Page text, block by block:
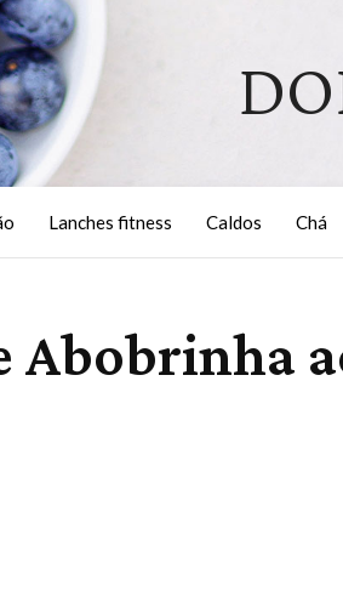
Lanches fitness Caldos Chá
Abobrinha